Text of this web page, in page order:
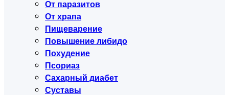
От паразитов
От храпа
Пищеварение
Повышение либидо
Похудение
Псориаз
Сахарный диабет
Суставы